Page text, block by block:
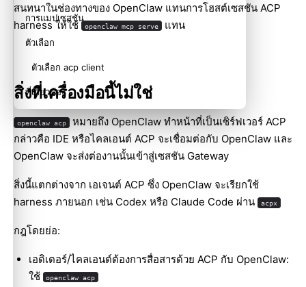
สนทนาในช่องทางของ OpenClaw แทนการโฮสต์เซสชัน ACP
harness ให้ใช้ openclaw mcp serve แทน
สิ่งที่เครื่องมือนี้ไม่ใช่
openclaw acp หมายถึง OpenClaw ทำหน้าที่เป็นเซิร์ฟเวอร์ ACP
กล่าวคือ IDE หรือไคลเอนต์ ACP จะเชื่อมต่อกับ OpenClaw และ
OpenClaw จะส่งต่องานนั้นเข้าสู่เซสชัน Gateway
สิ่งนี้แตกต่างจาก เอเจนต์ ACP ซึ่ง OpenClaw จะเรียกใช้
harness ภายนอก เช่น Codex หรือ Claude Code ผ่าน
acpx
กฎโดยย่อ:
เอดิเตอร์/ไคลเอนต์ต้องการสื่อสารด้วย ACP กับ OpenClaw:
ใช้
openclaw acp
การแมปเซสชัน
ตัวเลือก
ตัวเลือก acp client
ที่เกี่ยวข้อง